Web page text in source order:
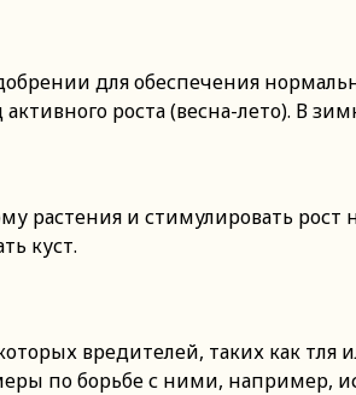
для обеспечения
роста (весна-лето). В
растения и стимулировать
куст.
вредителей, таких как
по борьбе с ними, например,